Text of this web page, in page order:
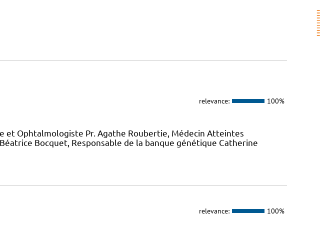
relevance: 100%
et Ophtalmologiste Pr. Agathe Roubertie, Médecin Atteintes
Bocquet, Responsable de la banque génétique Catherine
relevance: 100%